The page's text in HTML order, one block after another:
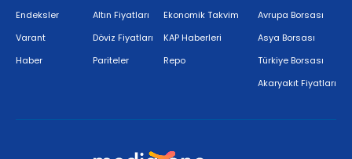
Endeksler
Varant
Haber
Altın Fiyatları
Döviz Fiyatları
Pariteler
Ekonomik Takvim
KAP Haberleri
Repo
Avrupa Borsası
Asya Borsası
Türkiye Borsası
Akaryakıt Fiyatları